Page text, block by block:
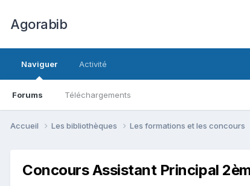
Agorabib
Naviguer
Forums Téléchargements
Activité
Accueil Les bibliothèques Les formations et les concours
Concours Assistant Principal